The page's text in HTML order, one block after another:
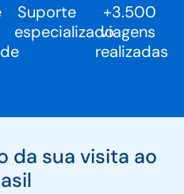
Suporte
especializado
+3.500
viagens
realizadas
da sua visita ao